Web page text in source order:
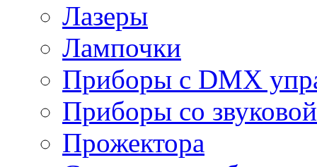
Лазеры
Лампочки
Приборы с DMX
Приборы со
Прожектора